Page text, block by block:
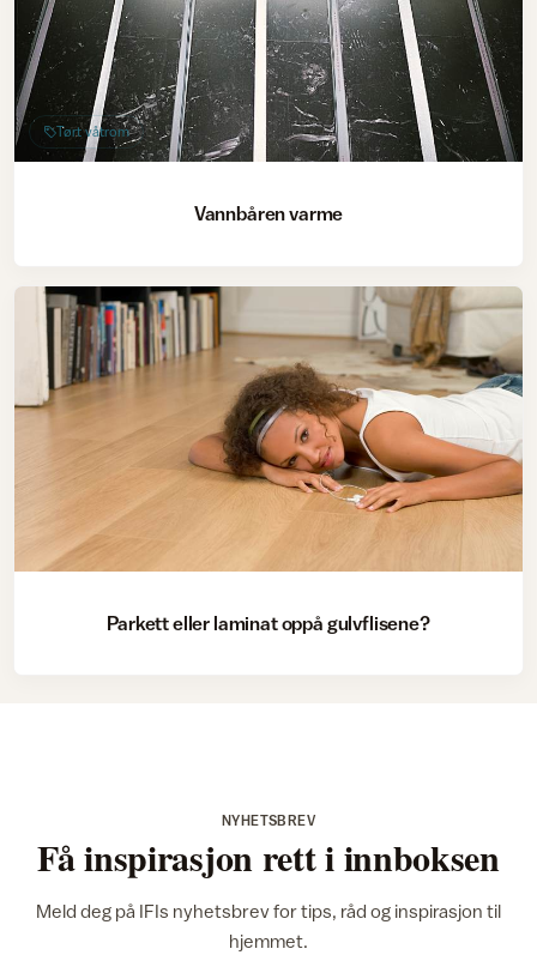
Tørt våtrom
Vannbåren varme
Parkett eller laminat oppå gulvflisene?
NYHETSBREV
Få inspirasjon rett i innboksen
Meld deg på IFIs nyhetsbrev for tips, råd og inspirasjon til
hjemmet.